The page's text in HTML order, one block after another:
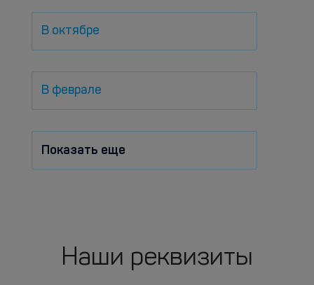
В октябре
В феврале
Показать еще
Наши реквизиты